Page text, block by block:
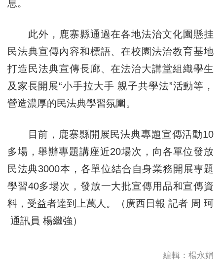
息。
此外，鹿寨縣通過在各地法治文化園懸挂
民法典宣傳內容和標語、在校園法治教育基地
打造民法典宣傳長廊、在法治大講堂組織學生
及家長開展“小手拉大手 親子共學法”活動等，
營造濃厚的民法典學習氛圍。
目前，鹿寨縣開展民法典專題宣傳活動10
多場，舉辦專題講座近20場次，向各單位發放
民法典3000本，各單位結合自身業務開展專題
學習40多場次，發放一大批宣傳用品和宣傳資
料，受益者達到上萬人。（廣西日報 記者 周 珂
通訊員 楊繼強）
編輯：楊永娟